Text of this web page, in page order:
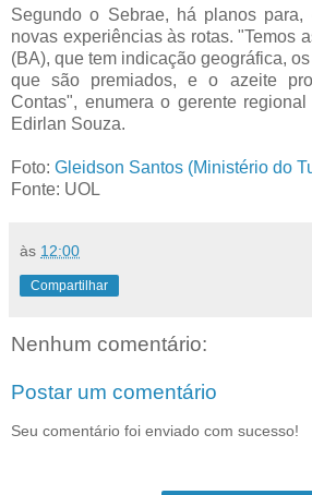
Segundo o Sebrae, há planos para,
novas experiências às rotas. "Temos
(BA), que tem indicação geográfica,
que são premiados, e o azeite
Contas", enumera o gerente
Edirlan Souza.
Foto: Gleidson Santos (Ministério do
Fonte: UOL
às 12:00
Compartilhar
Nenhum comentário:
Postar um comentário
Seu comentário foi enviado com sucesso!